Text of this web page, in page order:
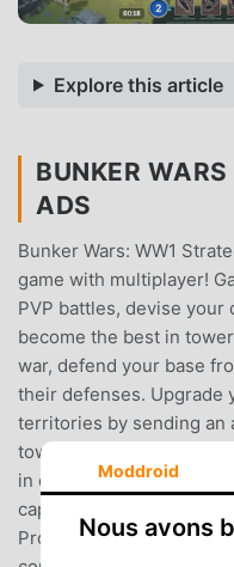
Explore this article
BUNKER
ADS
Bunker Wars: WW1
game with multiplayer!
PVP battles, devise your
become the best in
war, defend your base
their defenses. Upgrade
territories by sending an
towers and distribute
in every battle, bypass
capture all enemy
Prove to other players
Moddroid
Nous avons